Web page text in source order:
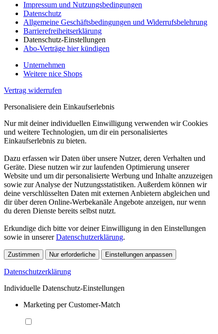
Impressum und Nutzungsbedingungen
Datenschutz
Allgemeine Geschäftsbedingungen und Widerrufsbelehrung
Barrierefreiheitserklärung
Datenschutz-Einstellungen
Abo-Verträge hier kündigen
Unternehmen
Weitere nice Shops
Vertrag widerrufen
Personalisiere dein Einkaufserlebnis
Nur mit deiner individuellen Einwilligung verwenden wir Cookies
und weitere Technologien, um dir ein personalisiertes
Einkaufserlebnis zu bieten.
Dazu erfassen wir Daten über unsere Nutzer, deren Verhalten und
Geräte. Diese nutzen wir zur laufenden Optimierung unserer
Website und um dir personalisierte Werbung und Inhalte anzuzeigen
sowie zur Analyse der Nutzungsstatistiken. Außerdem können wir
deine verschlüsselten Daten mit externen Anbietern abgleichen und
dir über deren Online-Werbekanäle Angebote anzeigen, nur wenn
du deren Dienste bereits selbst nutzt.
Erkundige dich bitte vor deiner Einwilligung in den Einstellungen
sowie in unsererDatenschutzerklärung.
Zustimmen Nur erforderliche Einstellungen anpassen
Datenschutzerklärung
Individuelle Datenschutz-Einstellungen
Marketing per Customer-Match